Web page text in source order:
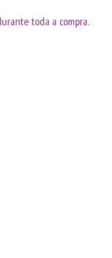
toda a compra.